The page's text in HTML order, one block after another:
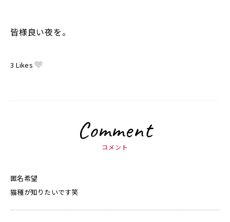
皆様良い夜を。
3 Likes
Comment
コメント
匿名希望
猫種が知りたいです笑